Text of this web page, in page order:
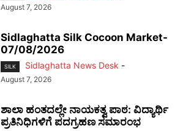
August 7, 2026
Sidlaghatta Silk Cocoon Market-
07/08/2026
SILK Sidlaghatta News Desk -
August 7, 2026
ಶಾಲಾ ಹಂತದಲ್ಲೇ ನಾಯಕತ್ವ ಪಾಠ: ವಿದ್ಯಾರ್ಥಿ
ಪ್ರತಿನಿಧಿಗಳಿಗೆ ಪದಗ್ರಹಣ ಸಮಾರಂಭ